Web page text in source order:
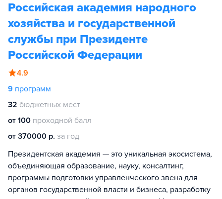
Российская академия народного
хозяйства и государственной
службы при Президенте
Российской Федерации
4.9
9 программ
32 бюджетных мест
от 100 проходной балл
от 370000 р. за год
Президентская академия — это уникальная экосистема,
объединяющая образование, науку, консалтинг,
программы подготовки управленческого звена для
органов государственной власти и бизнеса, разработку